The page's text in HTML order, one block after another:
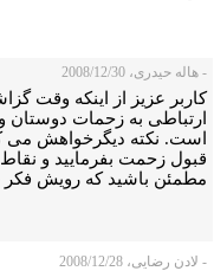
- هاله حیدری، 2008/12/30
کاربر عزیز از اینکه وقت
ارتباطی به زحمات دوستان و
است. نکته دیگرخواهش می
قبول زحمت بفرمایید و
مطمئن باشید که رویش فکر
- لادن رضایی، 2008/12/28